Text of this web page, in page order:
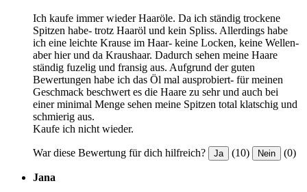
Ich kaufe immer wieder Haaröle. Da ich ständig trockene
Spitzen habe- trotz Haaröl und kein Spliss. Allerdings habe
ich eine leichte Krause im Haar- keine Locken, keine Wellen-
aber hier und da Kraushaar. Dadurch sehen meine Haare
ständig fuzelig und fransig aus. Aufgrund der guten
Bewertungen habe ich das Öl mal ausprobiert- für meinen
Geschmack beschwert es die Haare zu sehr und auch bei
einer minimal Menge sehen meine Spitzen total klatschig und
schmierig aus.
Kaufe ich nicht wieder.
War diese Bewertung für dich hilfreich? Ja (10) Nein (0)
Jana